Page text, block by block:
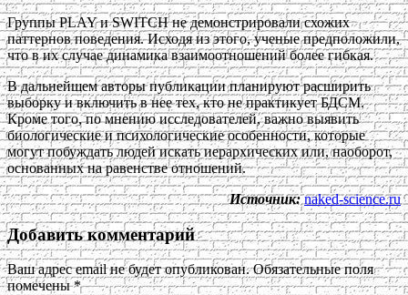
Группы PLAY и SWITCH не демонстрировали схожих
паттернов поведения. Исходя из этого, ученые предположили,
что в их случае динамика взаимоотношений более гибкая.
В дальнейшем авторы публикации планируют расширить
выборку и включить в нее тех, кто не практикует БДСМ.
Кроме того, по мнению исследователей, важно выявить
биологические и психологические особенности, которые
могут побуждать людей искать иерархических или, наоборот,
основанных на равенстве отношений.
Источник: naked-science.ru
Добавить комментарий
Ваш адрес email не будет опубликован. Обязательные поля
помечены*